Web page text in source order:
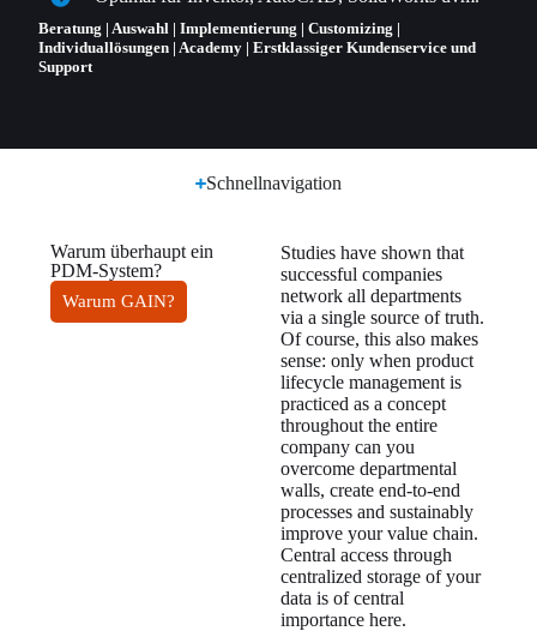
Beratung | Auswahl | Implementierung | Customizing |
Individuallösungen | Academy | Erstklassiger Kundenservice und
Support
Schnellnavigation
Warum überhaupt ein
PDM-System?
Warum GAIN?
Studies have shown that
successful companies
network all departments
via a single source of truth.
Of course, this also makes
sense: only when product
lifecycle management is
practiced as a concept
throughout the entire
company can you
overcome departmental
walls, create end-to-end
processes and sustainably
improve your value chain.
Central access through
centralized storage of your
data is of central
importance here.